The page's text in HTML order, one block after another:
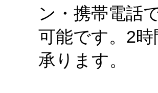
ン・携帯電話
可能です。2
承ります。